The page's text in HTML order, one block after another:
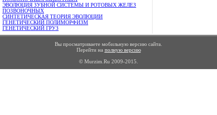
ЭВОЛЮЦИЯ ЗУБНОЙ СИСТЕМЫ И РОТОВЫХ ЖЕЛЕЗ
ПОЗВОНОЧНЫХ
СИНТЕТИЧЕСКАЯ ТЕОРИЯ ЭВОЛЮЦИИ
ГЕНЕТИЧЕСКИЙ ПОЛИМОРФИЗМ
ГЕНЕТИЧЕСКИЙ ГРУЗ
Вы просматриваете мобильную версию сайта.
Перейти на полную версию
© Murzim.Ru 2009-2015.